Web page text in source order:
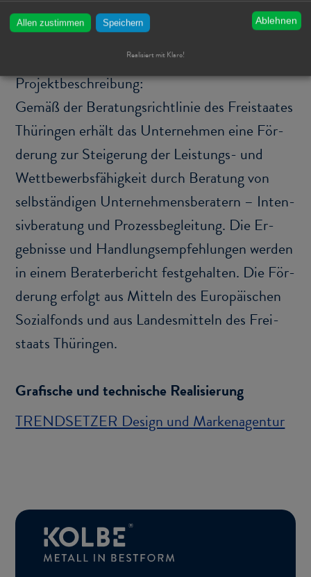
Pro­jekt­ti­tel: In­ten­siv­be­ra­tung und Pro­zess­be­
glei­tung durch Un­ter­neh­mens­be­ra­ter/in
„Arno Kolbe und Part­ner GmbH“
Pro­jekt­be­schrei­bung:
Gemäß der Be­ra­tungs­richt­li­nie des Frei­staa­tes
Thü­rin­gen er­hält das Un­ter­neh­men eine För­
de­rung zur Stei­ge­rung der Leistungs-​ und
Wett­be­werbs­fä­hig­keit durch Be­ra­tung von
selb­stän­di­gen Un­ter­neh­mens­be­ra­tern – In­ten­
siv­be­ra­tung und Pro­zess­be­glei­tung. Die Er­
geb­nis­se und Hand­lungs­emp­feh­lun­gen wer­den
in einem Be­ra­ter­be­richt fest­ge­hal­ten. Die För­
de­rung er­folgt aus Mit­teln des Eu­ro­päi­schen
So­zi­al­fonds und aus Lan­des­mit­teln des Frei­
staats Thü­rin­gen.
Gra­fi­sche und tech­ni­sche Rea­li­sie­rung
TREND­SET­ZER De­sign und Mar­ken­agen­tur
Allen zustimmen Speichern Ablehnen
Realisiert mit Klaro!